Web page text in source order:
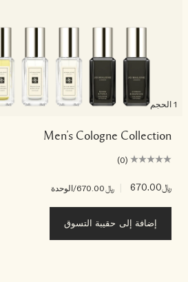
Men’s Cologne Collection
(0)
﷼670.00 ﷼670.00 /الوحدة
إضافة إلى حقيبة التسوق